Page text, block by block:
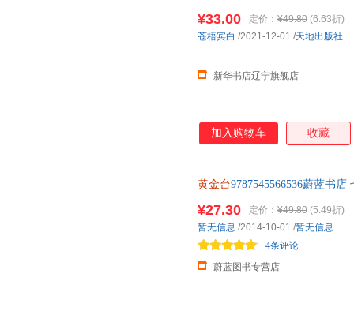
¥33.00 定价： ¥49.80 (6.63折)
新华书店辽宁旗舰店
苍梧宾白 /2021-12-01 /天地出版社
加入购物车 收藏
黄金台9787545566536蔚蓝书
¥27.30 定价： ¥49.80 (5.49折)
蔚蓝图书专营店
4条评论
暂无信息 /2014-10-01 /暂无信息